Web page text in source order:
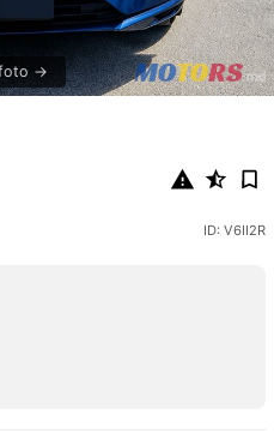
ID: V6II2R